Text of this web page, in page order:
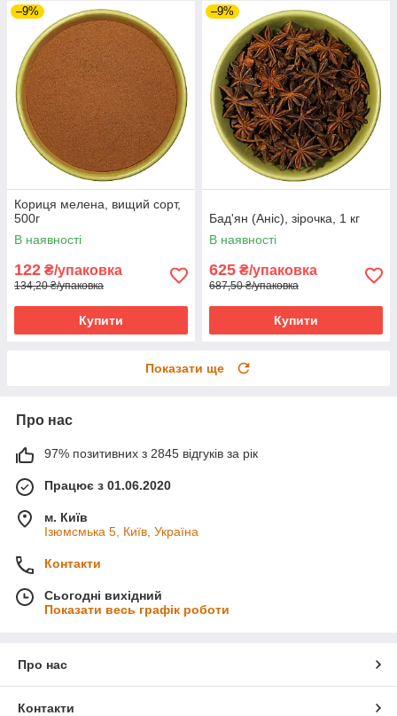
–9%
Кориця мелена, вищий сорт,
500г
В наявності
122 ₴/упаковка
134,20 ₴/упаковка
Купити
–9%
Бад'ян (Аніс), зірочка, 1 кг
В наявності
625 ₴/упаковка
687,50 ₴/упаковка
Купити
Показати ще
Про нас
97% позитивних з 2845 відгуків за рік
Працює з 01.06.2020
м. Київ
Ізюмсмька 5, Київ, Україна
Контакти
Сьогодні вихідний
Показати весь графік роботи
Про нас
Контакти